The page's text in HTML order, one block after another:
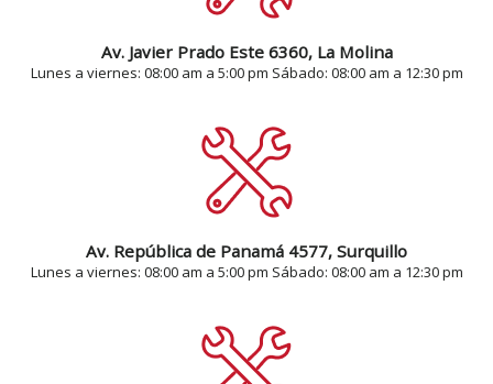
Av. Javier Prado Este 6360, La Molina
Lunes a viernes: 08:00 am a 5:00 pm Sábado: 08:00 am a 12:30 pm
Av. República de Panamá 4577, Surquillo
Lunes a viernes: 08:00 am a 5:00 pm Sábado: 08:00 am a 12:30 pm